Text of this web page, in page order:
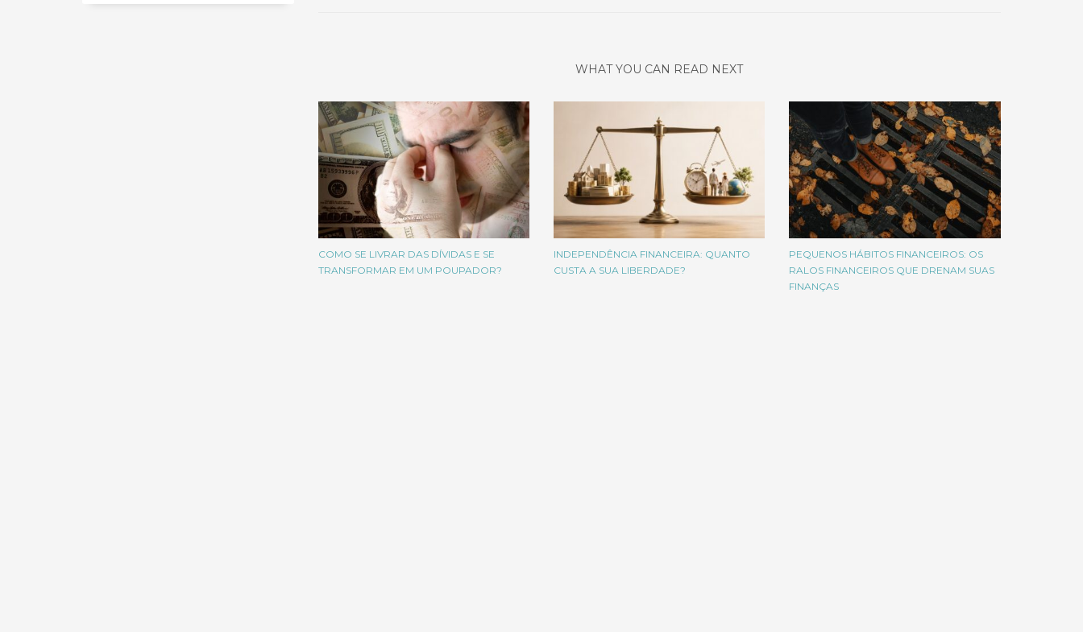
WHAT YOU CAN READ NEXT
COMO SE LIVRAR DAS DÍVIDAS E SE
TRANSFORMAR EM UM POUPADOR?
INDEPENDÊNCIA FINANCEIRA: QUANTO
CUSTA A SUA LIBERDADE?
PEQUENOS HÁBITOS FINANCEIROS: OS
RALOS FINANCEIROS QUE DRENAM SUAS
FINANÇAS